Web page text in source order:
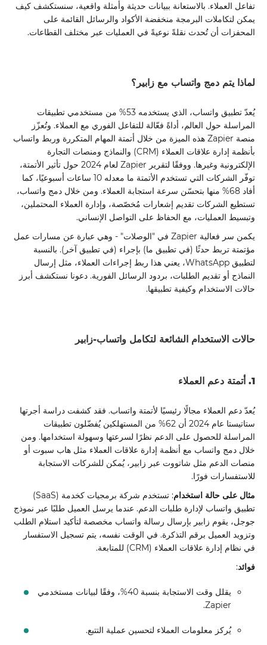
تفاعل العملاء. بالاستعانة ببيانات حديثة وأمثلة واقعية، سنستكشف كيف
يمكن لتكاملات البرمجة منخفضة الأكواد والرسائل القائمة على
المحفزات أن تُحدث نقلةً نوعيةً في العمليات عبر مختلف القطاعات.
لماذا يتم دمج واتساب مع زابير؟
يُعدّ تطبيق واتساب، الذي يستخدمه 53% من مستخدمي تطبيقات
المراسلة حول العالم، أداةً فعّالة للتفاعل الفوري مع العملاء. وتُعزّز
منصة Zapier هذه الميزة من خلال أتمتة المهام المتكررة وربط واتساب
بأنظمة إدارة علاقات العملاء (CRM) والنماذج ومنصات التجارة
الإلكترونية وغيرها. ووفقًا لتقرير Zapier لعام 2024 حول تأثير الأتمتة،
توفّر الشركات التي تستخدم الأتمتة ما معدله 10 ساعات أسبوعيًا، كما
أفاد 68% منها بتحسّن سرعة استجابة العملاء. ومن خلال دمج واتساب،
تستطيع الشركات تقديم إشعارات مُخصّصة، وإدارة العملاء المحتملين،
وتبسيط العمليات، مع الحفاظ على التواصل الإنساني.
يكمن سر فعالية Zapier في "الوصلات" - وهي عبارة عن مسارات عمل
مؤتمتة تربط حدثًا (في تطبيق ما) بإجراء (في تطبيق آخر). بالنسبة
لتطبيق WhatsApp، يعني هذا ربط إجراءات العملاء، مثل إرسال
النماذج أو تقديم الطلبات، بردود الرسائل الفورية. دعونا نستكشف أبرز
حالات الاستخدام وكيفية تطبيقها.
حالات الاستخدام الشائعة لتكامل واتساب-زابير
1. أتمتة دعم العملاء
يُعدّ دعم العملاء مجالًا رئيسيًا لأتمتة واتساب. فقد كشفت دراسة أجرتها
ستاتيستا عام 2024 أن 62% من المستهلكين يُفضّلون تطبيقات
المراسلة للحصول على الدعم نظرًا لسرعتها وسهولة استخدامها. ومن
خلال دمج واتساب مع أنظمة إدارة علاقات العملاء مثل هاب سبوت أو
منصات الدعم مثل شاتووت عبر زابير، يُمكن للشركات الاستجابة
للاستفسارات فورًا.
مثال على حالة استخدام
: تستخدم شركة برمجيات كخدمة (SaaS)
تطبيق واتساب لإدارة طلبات الدعم. عندما يرسل العميل طلبًا عبر نموذج
جوجل، يقوم زابير بإرسال رسالة واتساب مخصصة لتأكيد استلام الطلب
وتزويد العميل برقم التذكرة. في الوقت نفسه، يتم تسجيل الاستفسار
في نظام إدارة علاقات العملاء (CRM) للمتابعة.
فوائد:
يقلل وقت الاستجابة بنسبة 40%، وفقًا لبيانات مستخدمي
Zapier.
يُركز معلومات العملاء لتحسين عملية التتبع.